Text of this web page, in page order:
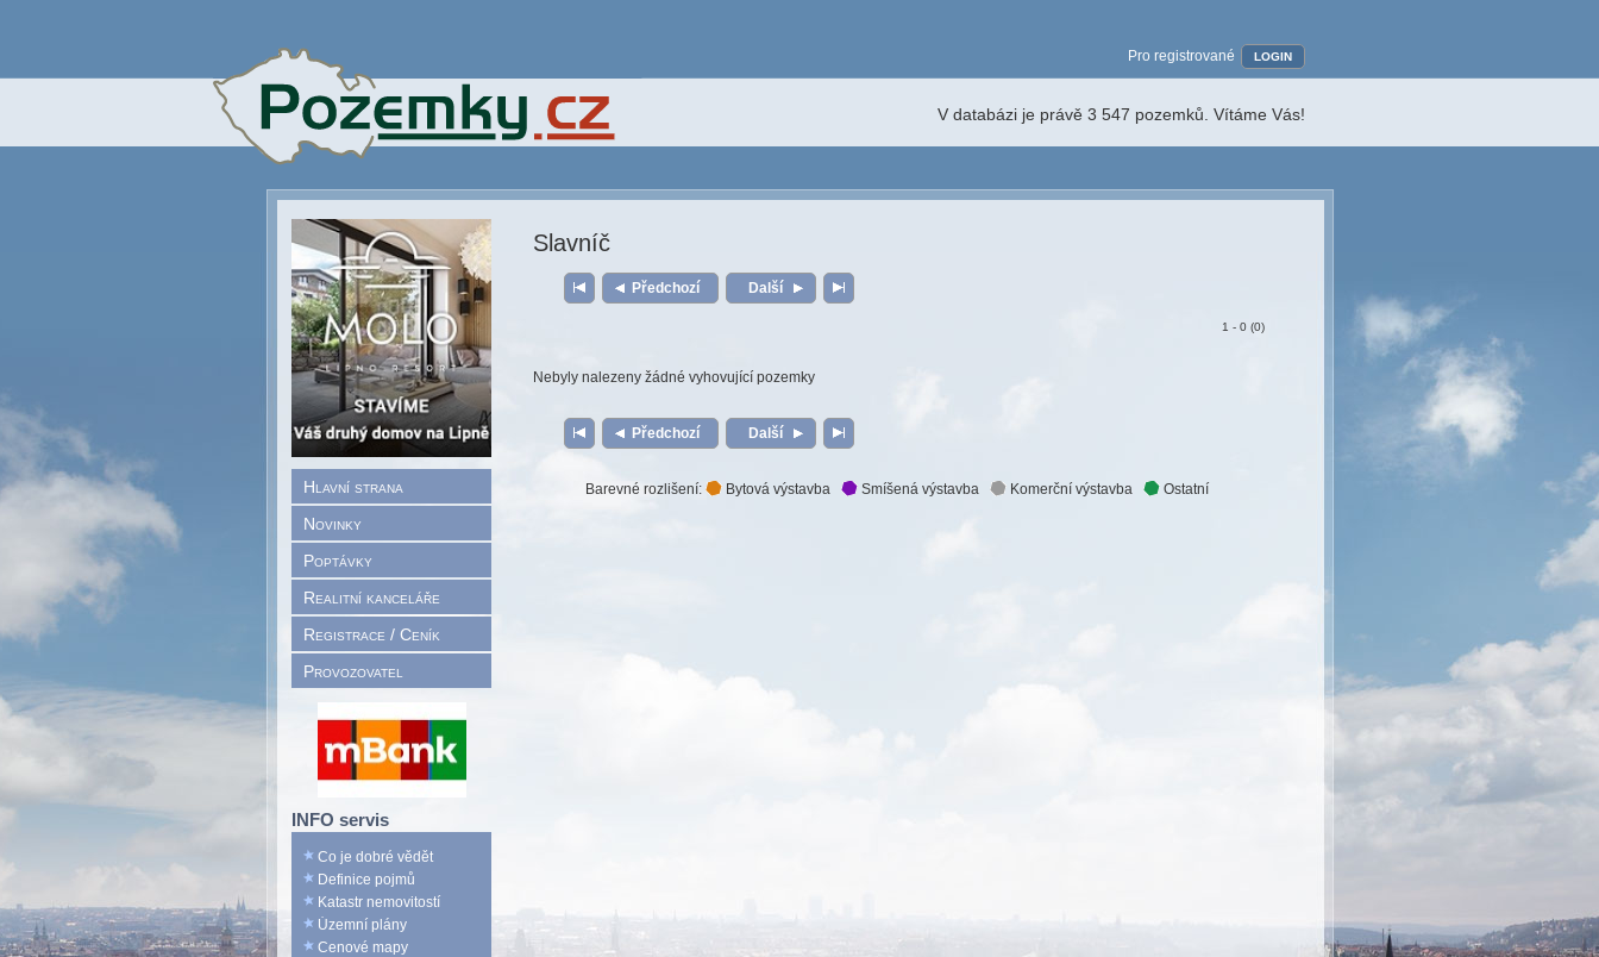
Hlavní strana
Novinky
Poptávky
Realitní kanceláře
Registrace / Ceník
Provozovatel
INFO servis
Co je dobré vědět
Definice pojmů
Katastr nemovitostí
Územní plány
Cenové mapy
Pro registrované LOGIN
V databázi je právě 3 547 pozemků. Vítáme Vás!
Slavníč
Předchozí Další
1 - 0 (0)
Nebyly nalezeny žádné vyhovující pozemky
Předchozí Další
Barevné rozlišení: Bytová výstavba Smíšená výstavba Komerční výstavba Ostatní